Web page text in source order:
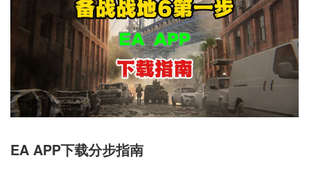
EA APP下载分步指南